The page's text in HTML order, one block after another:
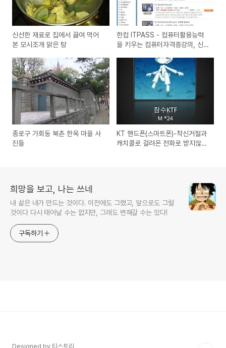
신선한 재료로 집에서 끓여 먹어
본 모시조개 맑은 탕
한컴 ITPASS - 컴퓨터활용능력
을 키우는 컴퓨터자격증강의, 신
종로구 가회동 북촌 한옥 마을 사
진들
KT 핸드폰(스마트폰)-착신거절과
캐치콜로 걸려온 전화로 받지않
희망을 보고, 나는 쓰네
내 삶은 내가 만드는 것이다. 이전에도 그랬고, 앞으로도 그럴
것이다 다시 태어날 수는 없지만, 그래도 변해갈 수는 있다!
구독하기
Designed by 티스토리